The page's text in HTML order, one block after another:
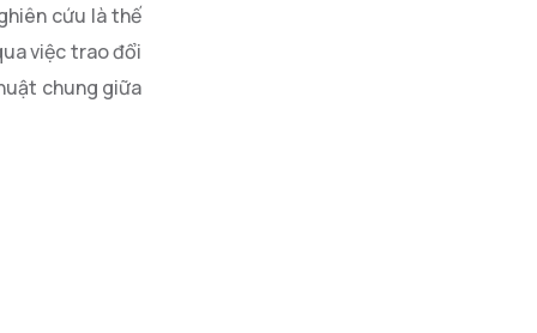
cứu là thế
việc trao đổi
chung giữa